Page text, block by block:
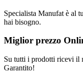
Specialista Manufat è al
hai bisogno.
Miglior prezzo
Su tutti i prodotti ricevi il
Garantito!